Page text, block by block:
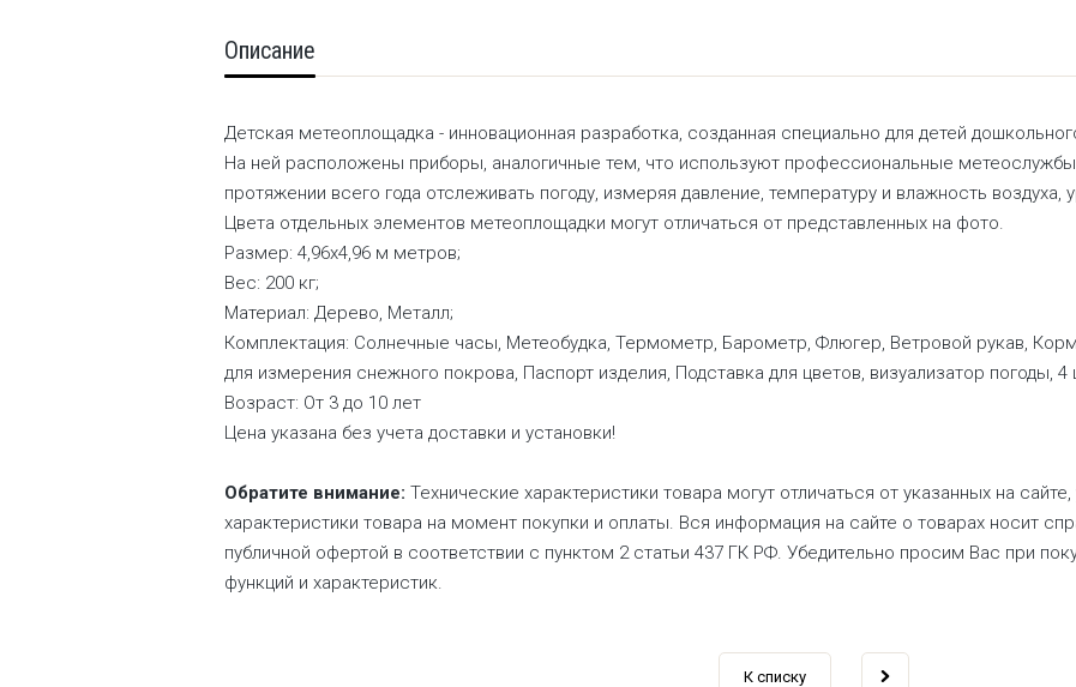
Описание
Детская метеоплощадка - инновационная разработка, созданная специально для детей
На ней расположены приборы, аналогичные тем, что используют профессиональные
протяжении всего года отслеживать погоду, измеряя давление, температуру и влажность воздуха,
Цвета отдельных элементов метеоплощадки могут отличаться от представленных на фото.
Размер: 4,96х4,96 м метров;
Вес: 200 кг;
Материал: Дерево, Металл;
Комплектация: Солнечные часы, Метеобудка, Термометр, Барометр, Флюгер, Ветровой рукав,
для измерения снежного покрова, Паспорт изделия, Подставка для цветов, визуализатор погоды,
Возраст: От 3 до 10 лет
Цена указана без учета доставки и установки!
Обратите внимание: Технические характеристики товара могут отличаться от указанных на
характеристики товара на момент покупки и оплаты. Вся информация на сайте о товарах носит
публичной офертой в соответствии с пунктом 2 статьи 437 ГК РФ. Убедительно просим Вас при
функций и характеристик.
К списку